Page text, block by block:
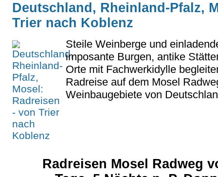
Deutschland, Rheinland-Pfalz,
Trier nach Koblenz
Steile Weinberge und
imposante Burgen, antike
Orte mit Fachwerkidylle
Radreise auf dem Mosel
Weinbaugebiete von
Radreisen Mosel Radweg